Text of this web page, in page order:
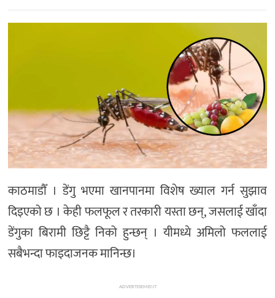
भिडियो
राशिफल
English
काठमाडाैँ । डेंगु भएमा खानपानमा विशेष ख्याल गर्न सुझाव
दिइएको छ । केही फलफूल र तरकारी यस्ता छन्, जसलाई खाँदा
डेंगुका बिरामी छिट्टै निको हुन्छन् । यीमध्ये अमिलो फललाई
सबैभन्दा फाइदाजनक मानिन्छ।
ADVERTISEMENT